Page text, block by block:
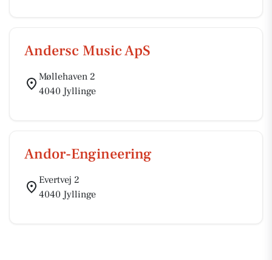
Andersc Music ApS
Møllehaven 2
4040 Jyllinge
Andor-Engineering
Evertvej 2
4040 Jyllinge